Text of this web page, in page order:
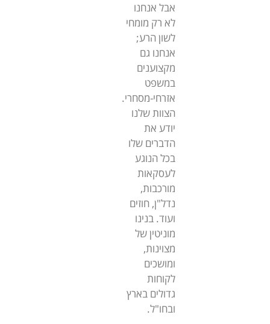
אבל אנחנו
לא רק מומחי
לשון הרע;
אנחנו גם
מקצוענים
במשפט
אזרחי-מסחרי.
הצוות שלנו
יודע את
הדברים שלו
בכל הנוגע
לעסקאות
מורכבות,
נדל"ן, חוזים
ועוד. בנינו
מוניטין של
מצוינות,
ומושכים
לקוחות
גדולים בארץ
ובחו"ל.